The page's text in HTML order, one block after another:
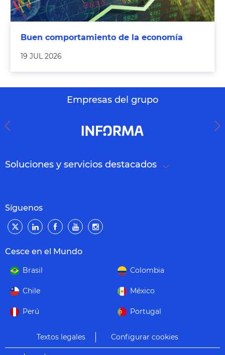
Buen comportamiento de la economía
19 JUL 2026
Empresas del grupo
Soluciones y servicios destacados
Síguenos
Cesce en el Mundo
Brasil Colombia
Chile México
Perú Portugal
Textos legales Configurar cookies